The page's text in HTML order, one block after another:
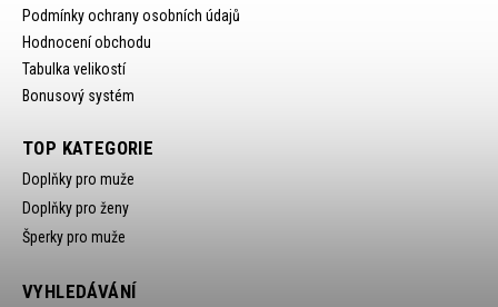
Podmínky ochrany osobních údajů
Hodnocení obchodu
Tabulka velikostí
Bonusový systém
TOP KATEGORIE
Doplňky pro muže
Doplňky pro ženy
Šperky pro muže
VYHLEDÁVÁNÍ